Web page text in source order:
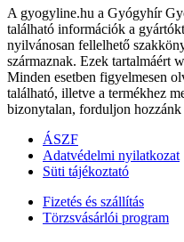
A gyogyline.hu a Gyógyhír
található információk a
nyilvánosan fellelhető
származnak. Ezek tartalmáért
Minden esetben figyelmesen
található, illetve a termékhez
bizonytalan, forduljon
ÁSZF
Adatvédelmi nyilatkozat
Süti tájékoztató
Fizetés és szállítás
Törzsvásárlói program